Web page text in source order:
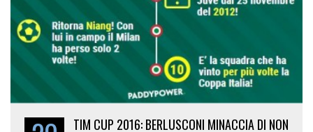
TIM CUP 2016: BERLUSCONI MINACCIA DI NON